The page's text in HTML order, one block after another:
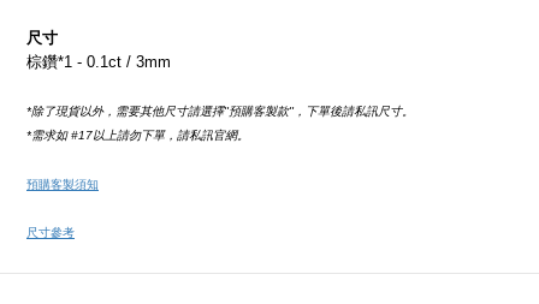
尺寸
棕鑽*1 - 0.1ct / 3mm
*除了現貨以外，需要其他尺寸請選擇''預購客製款''，下單後請私訊尺寸。
*需求如 #17以上請勿下單，請私訊官網。
預購客製須知
尺寸參考